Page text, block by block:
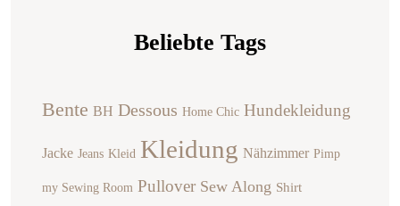
Beliebte Tags
Bente BH Dessous Home Chic Hundekleidung
Jacke Jeans Kleid Kleidung Nähzimmer Pimp
my Sewing Room Pullover Sew Along Shirt